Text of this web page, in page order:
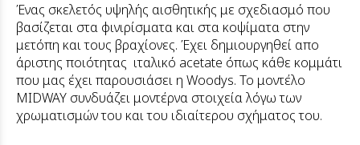
Ένας σκελετός υψηλής αισθητικής με σχεδιασμό που
βασίζεται στα φινιρίσματα και στα κοψίματα στην
μετόπη και τους βραχίονες. Έχει δημιουργηθεί απο
άριστης ποιότητας ιταλικό acetate όπως κάθε κομμάτι
που μας έχει παρουσιάσει η Woodys. Το μοντέλο
MIDWAY συνδυάζει μοντέρνα στοιχεία λόγω των
χρωματισμών του και του ιδιαίτερου σχήματος του.